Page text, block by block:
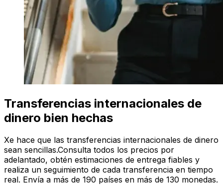
Transferencias internacionales de
dinero bien hechas
Xe hace que las transferencias internacionales de dinero
sean sencillas.Consulta todos los precios por
adelantado, obtén estimaciones de entrega fiables y
realiza un seguimiento de cada transferencia en tiempo
real. Envía a más de 190 países en más de 130 monedas.